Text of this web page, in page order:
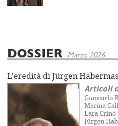
DOSSIER Marzo 2026
L'eredità di Jürgen Habermas
Articoli
Giancarlo
Marina
Lara Crinò
Jürgen